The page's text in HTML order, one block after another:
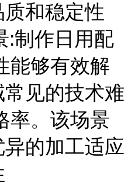
和稳定性
:制作日用配
能够有效解
见的技术难
率。该场景
的加工适应